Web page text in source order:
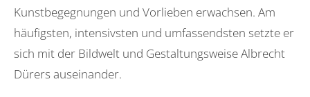
Kunstbegegnungen und Vorlieben erwachsen. Am
häufigsten, intensivsten und umfassendsten setzte er
sich mit der Bildwelt und Gestaltungsweise Albrecht
Dürers auseinander.